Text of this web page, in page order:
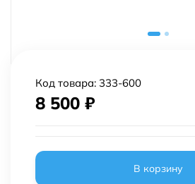
Код товара: 333-600
8 500 ₽
В корзину